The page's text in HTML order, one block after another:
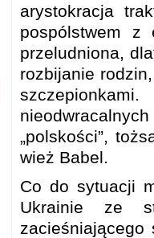
arystokracja
pospólstwem
przeludniona,
rozbijanie
„polskości”,
wież Babel.
Co do sytuacji
Ukrainie ze
zacieśniającego